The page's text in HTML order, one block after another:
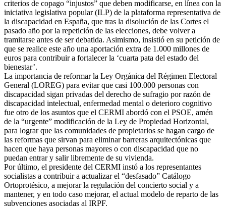
criterios de copago “injustos” que deben modificarse, en línea con la
iniciativa legislativa popular (ILP) de la plataforma representativa de
la discapacidad en España, que tras la disolución de las Cortes el
pasado año por la repetición de las elecciones, debe volver a
tramitarse antes de ser debatida. Asimismo, insistió en su petición de
que se realice este año una aportación extra de 1.000 millones de
euros para contribuir a fortalecer la ‘cuarta pata del estado del
bienestar’.
La importancia de reformar la Ley Orgánica del Régimen Electoral
General (LOREG) para evitar que casi 100.000 personas con
discapacidad sigan privadas del derecho de sufragio por razón de
discapacidad intelectual, enfermedad mental o deterioro cognitivo
fue otro de los asuntos que el CERMI abordó con el PSOE, amén
de la “urgente” modificación de la Ley de Propiedad Horizontal,
para lograr que las comunidades de propietarios se hagan cargo de
las reformas que sirvan para eliminar barreras arquitectónicas que
hacen que haya personas mayores o con discapacidad que no
puedan entrar y salir libremente de su vivienda.
Por último, el presidente del CERMI instó a los representantes
socialistas a contribuir a actualizar el “desfasado” Catálogo
Ortoprotésico, a mejorar la regulación del concierto social y a
mantener, y en todo caso mejorar, el actual modelo de reparto de las
subvenciones asociadas al IRPF.